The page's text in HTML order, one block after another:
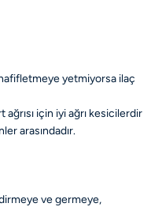
hafifletmeye yetmiyorsa ilaç
için iyi ağrı kesicilerdir
arasındadır.
ve germeye,